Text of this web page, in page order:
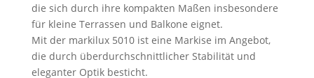
die sich durch ihre kompakten Maßen insbesondere
für kleine Terrassen und Balkone eignet.
Mit der markilux 5010 ist eine Markise im Angebot,
die durch überdurchschnittlicher Stabilität und
eleganter Optik besticht.